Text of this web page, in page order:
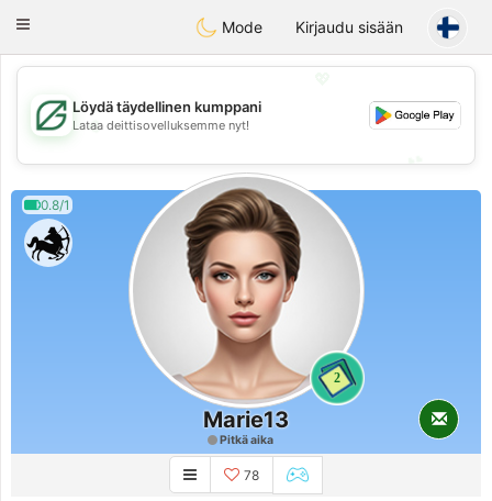
GulfDating
Toggle
Mode Kirjaudu sisään
💖
💕
💕
Löydä täydellinen kumppani
Lataa deittisovelluksemme nyt!
0.8/1
2
Marie13
Pitkä aika
78